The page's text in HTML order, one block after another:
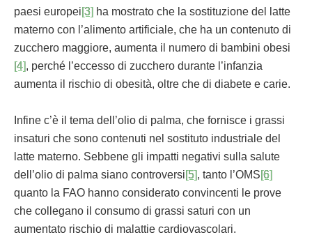
paesi europei [3] ha mostrato che la sostituzione del latte
materno con l’alimento artificiale, che ha un contenuto di
zucchero maggiore, aumenta il numero di bambini obesi
[4], perché l’eccesso di zucchero durante l’infanzia
aumenta il rischio di obesità, oltre che di diabete e carie.
Infine c’è il tema dell’olio di palma, che fornisce i grassi
insaturi che sono contenuti nel sostituto industriale del
latte materno. Sebbene gli impatti negativi sulla salute
dell’olio di palma siano controversi [5], tanto l’OMS [6]
quanto la FAO hanno considerato convincenti le prove
che collegano il consumo di grassi saturi con un
aumentato rischio di malattie cardiovascolari.